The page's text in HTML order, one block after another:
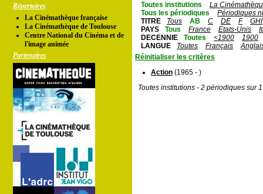
Répertoires
La Cinémathèque française
La Cinémathèque de Toulouse
Centre National du Cinéma et de
l'image animée
Partenaires
Toutes institutions
La
Tous les périodiques
Périodiques
TITRE
Tous AB C DE F
GHI
PAYS
Tous France Etats-Unis
DECENNIE
Toutes <1900
1900
LANGUE
Toutes Français
Réinitialiser les critères
Action (1965 - )
Toutes institutions - 2 périodiques sur